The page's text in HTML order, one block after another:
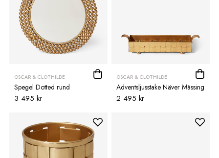
OSCAR & CLOTHILDE
Spegel Dotted rund
3 495 kr
OSCAR & CLOTHILDE
Adventsljusstake Näver Mässing
2 495 kr